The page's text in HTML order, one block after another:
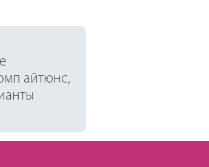
айтюнс,